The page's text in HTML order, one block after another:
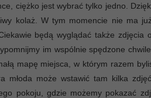
ciężko jest wybrać tylko jedno.
kolaż. W tym momencie nie ma
będą wyglądać także
im wspólnie spędzone
mapę miejsca, w którym razem
młoda może wstawić tam kilka
pokoju, gdzie możemy pokazać